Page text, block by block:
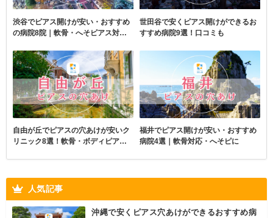
渋谷でピアス開けが安い・おすすめ
の病院8院｜軟骨・へそピアス対応
世田谷で安くピアス開けができるお
すすめ病院9選！口コミも
自由が丘でピアスの穴あけが安いク
リニック8選！軟骨・ボディピアス
福井でピアス開けが安い・おすすめ
病院4選｜軟骨対応・へそピに
人気記事
沖縄で安くピアス穴あけができるおすすめ病